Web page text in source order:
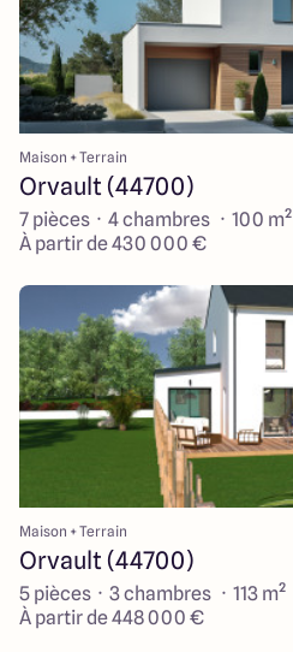
Maison + Terrain
Orvault (44700)
7 pièces · 4 chambres · 100 m²
À partir de 430 000 €
Maison + Terrain
Orvault (44700)
5 pièces · 3 chambres · 113 m²
À partir de 448 000 €